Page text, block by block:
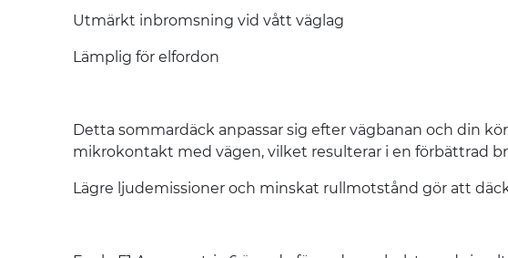
Utmärkt inbromsning vid vått väglag
Lämplig för elfordon
Detta sommardäck anpassar sig efter vägbanan och din
mikrokontakt med vägen, vilket resulterar i en förbättrad
Lägre ljudemissioner och minskat rullmotstånd gör att